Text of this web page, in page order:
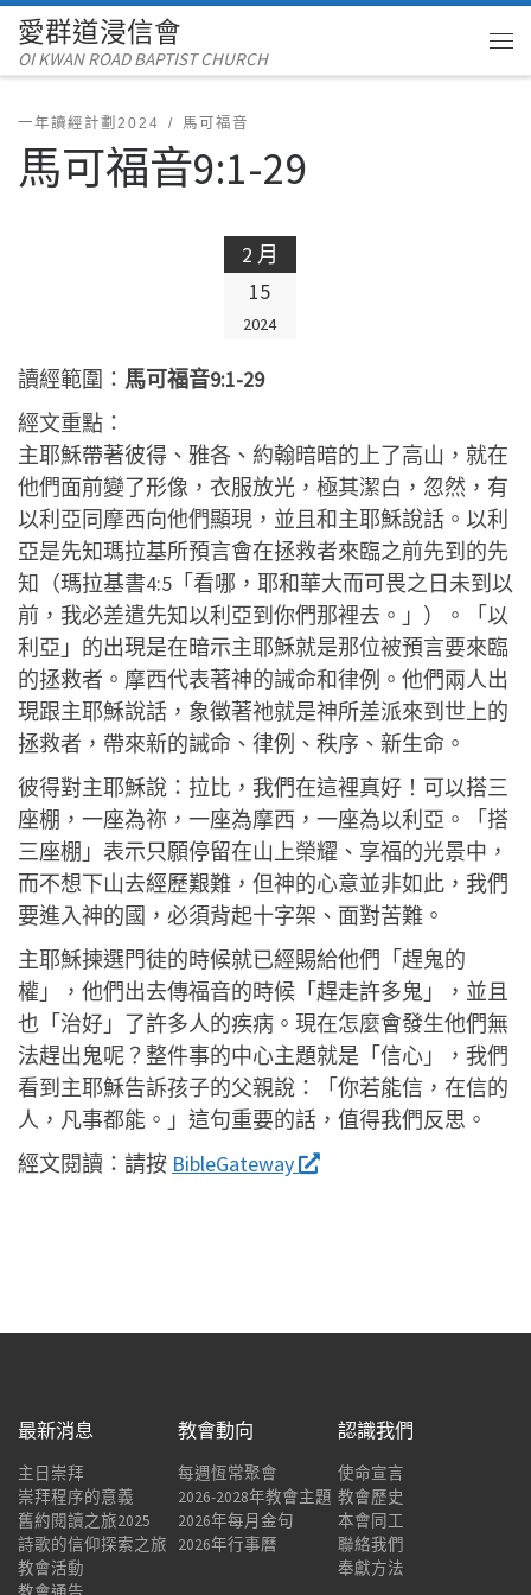
Skip to content
愛群道浸信會
OI KWAN ROAD BAPTIST CHURCH
一年讀經計劃2024 馬可福音
馬可福音9:1-29
2 月
15
2024
讀經範圍： 馬可福音9:1-29
經文重點：
主耶穌帶著彼得、雅各、約翰暗暗的上了高山，就在
他們面前變了形像，衣服放光，極其潔白，忽然，有
以利亞同摩西向他們顯現，並且和主耶穌說話。以利
亞是先知瑪拉基所預言會在拯救者來臨之前先到的先
知（瑪拉基書4:5「看哪，耶和華大而可畏之日未到以
前，我必差遣先知以利亞到你們那裡去。」）。「以
利亞」的出現是在暗示主耶穌就是那位被預言要來臨
的拯救者。摩西代表著神的誡命和律例。他們兩人出
現跟主耶穌說話，象徵著祂就是神所差派來到世上的
拯救者，帶來新的誡命、律例、秩序、新生命。
彼得對主耶穌說：拉比，我們在這裡真好！可以搭三
座棚，一座為祢，一座為摩西，一座為以利亞。「搭
三座棚」表示只願停留在山上榮耀、享福的光景中，
而不想下山去經歷艱難，但神的心意並非如此，我們
要進入神的國，必須背起十字架、面對苦難。
主耶穌揀選門徒的時候就已經賜給他們「趕鬼的
權」，他們出去傳福音的時候「趕走許多鬼」，並且
也「治好」了許多人的疾病。現在怎麼會發生他們無
法趕出鬼呢？整件事的中心主題就是「信心」，我們
看到主耶穌告訴孩子的父親說：「你若能信，在信的
人，凡事都能。」這句重要的話，值得我們反思。
經文閱讀： 請按 BibleGateway
最新消息
主日崇拜
崇拜程序的意義
舊約閱讀之旅2025
詩歌的信仰探索之旅
教會活動
教會動向
每週恆常聚會
2026-2028年教會主題
2026年每月金句
2026年行事曆
認識我們
使命宣言
教會歷史
本會同工
聯絡我們
奉獻方法